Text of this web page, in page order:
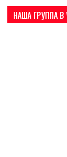
НАША ГРУППА В